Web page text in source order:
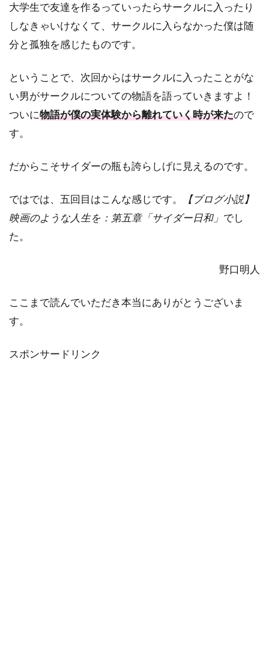
大学生で友達を作るっていったらサークルに入ったり
しなきゃいけなくて、サークルに入らなかった僕は随
分と孤独を感じたものです。
ということで、次回からはサークルに入ったことがな
い男がサークルについての物語を語っていきますよ！
ついに物語が僕の実体験から離れていく時が来たので
す。
だからこそサイダーの瓶も誇らしげに見えるのです。
ではでは、五回目はこんな感じです。
【ブログ小説】
映画のような人生を：第五章「サイダー日和」 でし
た。
野口明人
ここまで読んでいただき本当にありがとうございま
す。
スポンサードリンク